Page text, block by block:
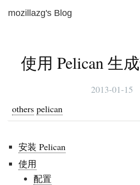
mozillazg's Blog
使用 Pelican 生
2013-01-15
others pelican
安装 Pelican
使用
配置